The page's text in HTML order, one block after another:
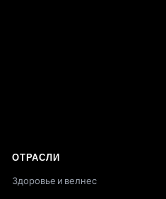
ОТРАСЛИ
Здоровье и велнес